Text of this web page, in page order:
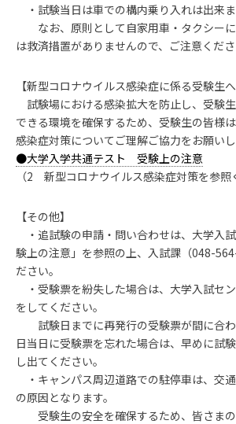
・試験当日は車での構内乗り入れは出来ま
なお、原則として自家用車・タクシーに
は救済措置がありませんので、ご注意くださ
【新型コロナウイルス感染症に係る受験生へ
試験場における感染拡大を防止し、受験
できる環境を確保するため、受験生の皆様
感染症対策についてご理解ご協力をお願いし
●大学入学共通テスト 受験上の注意
（2 新型コロナウイルス感染症対策を参照
【その他】
・追試験の申請・問い合わせは、大学入
験上の注意」を参照の上、入試課（048-
ださい。
・受験票を紛失した場合は、大学入試セ
をしてください。
試験日までに再発行の受験票が間に合
日当日に受験票を忘れた場合は、早めに試
し出てください。
・キャンパス周辺道路での駐停車は、交
の原因となります。
受験生の安全を確保するため、皆さま